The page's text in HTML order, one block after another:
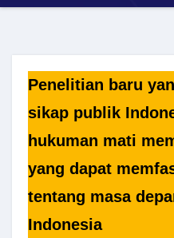
Penelitian baru
sikap publik
hukuman mati
yang dapat
tentang masa
Indonesia